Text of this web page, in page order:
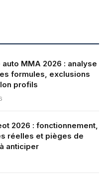
MMA 2026 : analyse
formules, exclusions
profils
2026 : fonctionnement,
réelles et pièges de
anticiper